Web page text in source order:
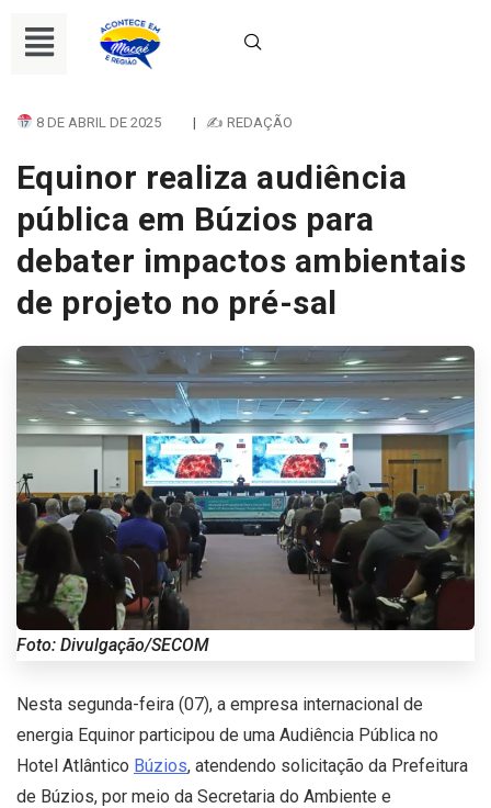
8 DE ABRIL DE 2025 | ✍ REDAÇÃO
Equinor realiza audiência
pública em Búzios para
debater impactos ambientais
de projeto no pré-sal
Foto: Divulgação/SECOM
Nesta segunda-feira (07), a empresa internacional de
energia Equinor participou de uma Audiência Pública no
Hotel Atlântico Búzios, atendendo solicitação da Prefeitura
de Búzios, por meio da Secretaria do Ambiente e